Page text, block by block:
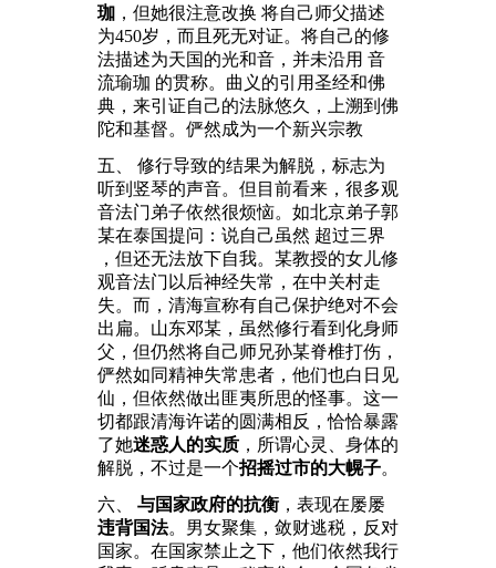
珈 ，但她很注意改换 将自己师父描述
为450岁，而且死无对证。将自己的修
法描述为天国的光和音，并未沿用 音
流瑜珈 的贯称。曲义的引用圣经和佛
典，来引证自己的法脉悠久，上溯到佛
陀和基督。俨然成为一个新兴宗教
五、 修行导致的结果为解脱，标志为
听到竖琴的声音。但目前看来，很多观
音法门弟子依然很烦恼。如北京弟子郭
某在泰国提问：说自己虽然 超过三界
，但还无法放下自我。某教授的女儿修
观音法门以后神经失常，在中关村走
失。而，清海宣称有自己保护绝对不会
出扁。山东邓某，虽然修行看到化身师
父，但仍然将自己师兄孙某脊椎打伤，
俨然如同精神失常患者，他们也白日见
仙，但依然做出匪夷所思的怪事。这一
切都跟清海许诺的圆满相反，恰恰暴露
了她迷惑人的实质 ，所谓心灵、身体的
解脱，不过是一个招摇过市的大幌子。
六、 与国家政府的抗衡 ，表现在屡屡
违背国法。男女聚集，敛财逃税，反对
国家。在国家禁止之下，他们依然我行